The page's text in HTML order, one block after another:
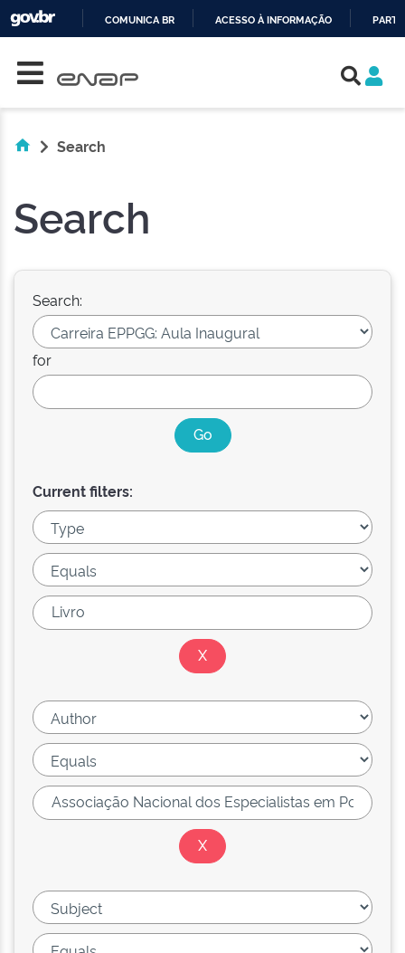
COMUNICA BR ACESSO À INFORMAÇÃO
Search
Search
Search:
for
Current filters: